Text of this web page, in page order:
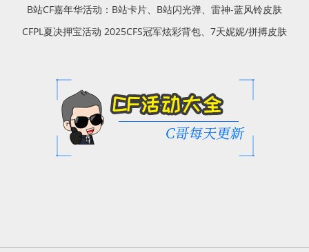
B站CF嘉年华活动：B站卡片、B站闪光弹、雷神-蓝风铃皮肤
CFPL夏决押宝活动 2025CFS冠军炫彩背包、7天妮妮/拼搏皮肤